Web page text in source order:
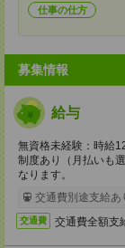
仕事の仕方
募集情報
給与
無資格未経験：時
制度あり（月払いも
なります。
交通費別途支給あ
交通費 交通費全額